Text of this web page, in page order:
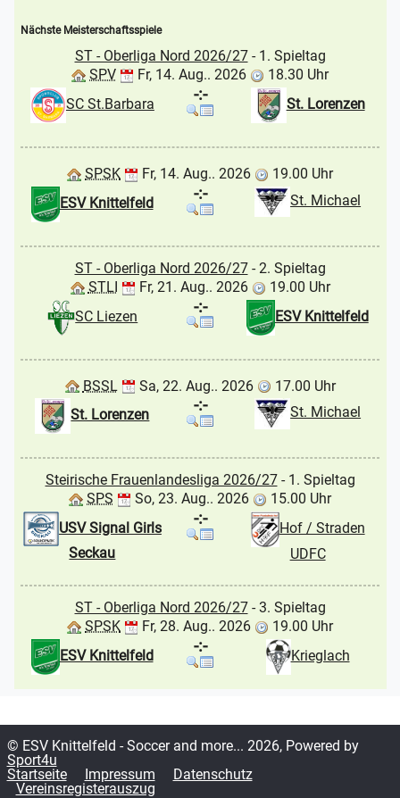
Nächste Meisterschaftsspiele
ST - Oberliga Nord 2026/27- 1. Spieltag
SPV
Fr, 14. Aug.. 2026
18.30 Uhr
SC St.Barbara
St. Lorenzen
-:-
SPSK Fr, 14. Aug.. 2026
19.00 Uhr
ESV Knittelfeld
St. Michael
-:-
ST - Oberliga Nord 2026/27- 2. Spieltag
STLI
Fr, 21. Aug.. 2026
19.00 Uhr
SC Liezen
ESV Knittelfeld
-:-
BSSL Sa, 22. Aug.. 2026
17.00 Uhr
St. Lorenzen
St. Michael
-:-
Steirische Frauenlandesliga 2026/27- 1. Spieltag
SPS
So, 23. Aug.. 2026
15.00 Uhr
USV Signal Girls
Seckau
Hof / Straden
UDFC
-:-
ST - Oberliga Nord 2026/27- 3. Spieltag
SPSK
Fr, 28. Aug.. 2026
19.00 Uhr
ESV Knittelfeld
Krieglach
-:-
© ESV Knittelfeld - Soccer and more... 2026, Powered by
Sport4u
Startseite
Impressum
Datenschutz
Vereinsregisterauszug